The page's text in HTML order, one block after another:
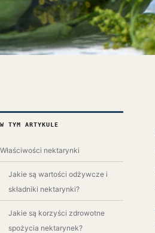
W TYM ARTYKULE
Właściwości nektarynki
Jakie są wartości odżywcze i
składniki nektarynki?
Jakie są korzyści zdrowotne
spożycia nektarynek?